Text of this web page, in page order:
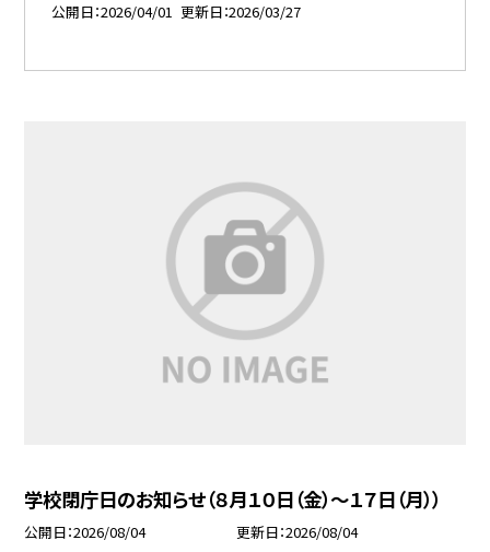
公開日 2026/04/01 更新日 2026/03/27
学校閉庁日のお知らせ（８月１０日（金）～１７日（月））
公開日 2026/08/04 更新日 2026/08/04